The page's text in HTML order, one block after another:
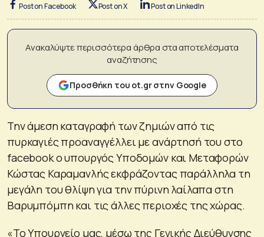
Post on Facebook Post on X Post on LinkedIn
Ανακαλύψτε περισσότερα άρθρα στα αποτελέσματα
αναζήτησης
Προσθήκη του ot.gr στην Google
Την άμεση καταγραφή των ζημιών από τις
πυρκαγιές προαναγγέλλει με ανάρτησή του στο
facebook ο υπουργός Υποδομών και Μεταφορών
Κώστας Καραμανλής εκφράζοντας παράλληλα τη
μεγάλη του θλίψη για την πύρινη λαίλαπα στη
Βαρυμπόμπη και τις άλλες περιοχές της χώρας.
«Το Υπουργείο μας, μέσω της Γενικής Διεύθυνσης